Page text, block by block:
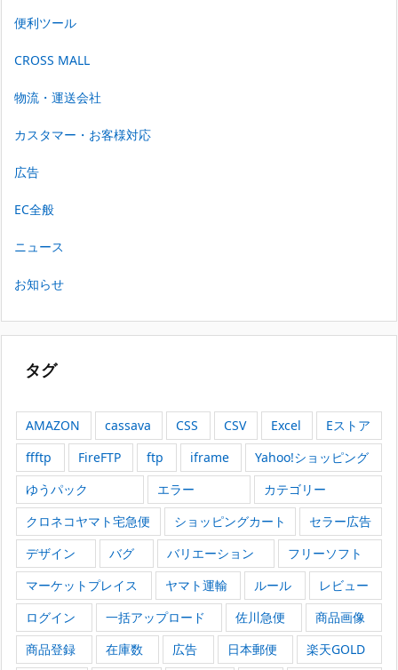
便利ツール
CROSS MALL
物流・運送会社
カスタマー・お客様対応
広告
EC全般
ニュース
お知らせ
タグ
AMAZON cassava CSS CSV Excel
Eストア
ffftp
FireFTP ftp iframe
Yahoo!ショッピング
ゆうパック
エラー
カテゴリー
クロネコヤマト宅急便
ショッピングカート
セラー広告
デザイン
バグ バリエーション
フリーソフト
マーケットプレイス
ヤマト運輸 ルール
レビュー
ログイン
一括アップロード 佐川急便
商品画像
商品登録
在庫数 広告 日本郵便 楽天GOLD